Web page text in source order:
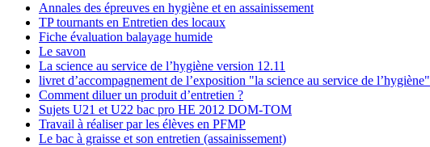
Annales des épreuves en hygiène et en assainissement
TP tournants en Entretien des locaux
Fiche évaluation balayage humide
Le savon
La science au service de l’hygiène version 12.11
livret d’accompagnement de l’exposition "la science au service de l’hygiène"
Comment diluer un produit d’entretien ?
Sujets U21 et U22 bac pro HE 2012 DOM-TOM
Travail à réaliser par les élèves en PFMP
Le bac à graisse et son entretien (assainissement)